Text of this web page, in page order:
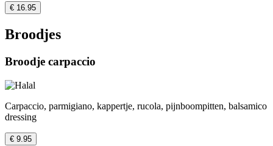
€ 16.95
Broodjes
Broodje carpaccio
Carpaccio, parmigiano, kappertje, rucola, pijnboompitten, balsamico
dressing
€ 9.95